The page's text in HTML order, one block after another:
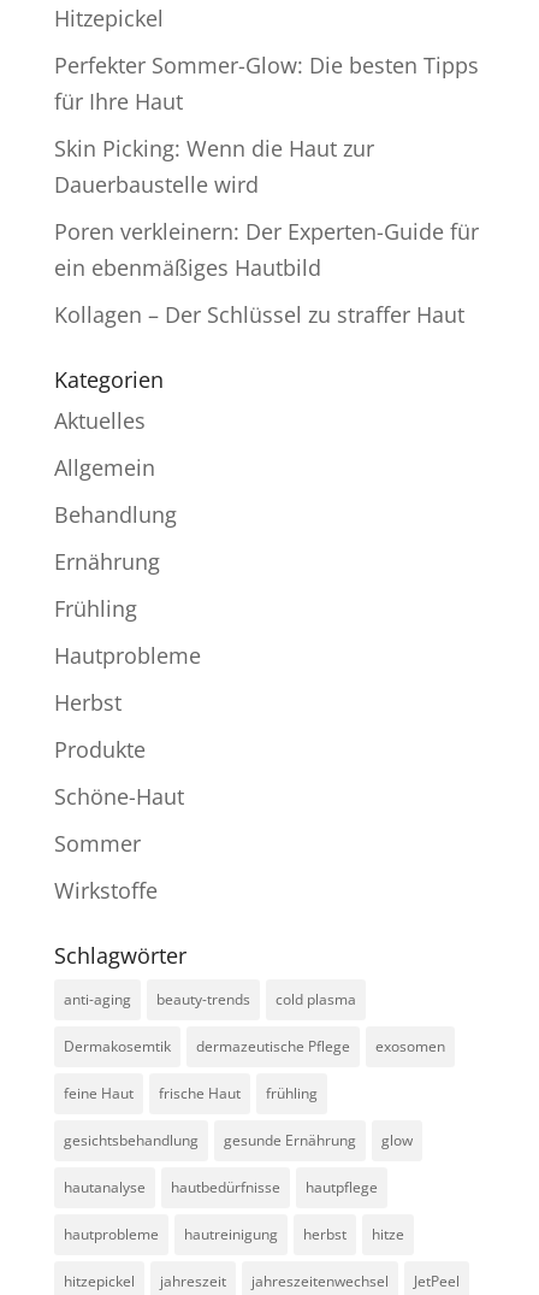
Hitzepickel
Perfekter Sommer-Glow: Die besten Tipps
für Ihre Haut
Skin Picking: Wenn die Haut zur
Dauerbaustelle wird
Poren verkleinern: Der Experten-Guide für
ein ebenmäßiges Hautbild
Kollagen – Der Schlüssel zu straffer Haut
Kategorien
Aktuelles
Allgemein
Behandlung
Ernährung
Frühling
Hautprobleme
Herbst
Produkte
Schöne-Haut
Sommer
Wirkstoffe
Schlagwörter
anti-aging beauty-trends cold plasma
Dermakosemtik dermazeutische Pflege exosomen
feine Haut frische Haut frühling
gesichtsbehandlung gesunde Ernährung glow
hautanalyse hautbedürfnisse hautpflege
hautprobleme hautreinigung herbst hitze
hitzepickel jahreszeit jahreszeitenwechsel JetPeel